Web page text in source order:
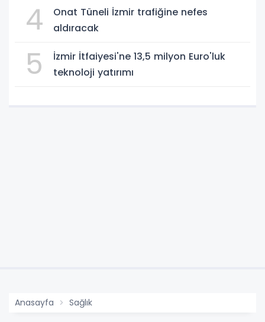
4
Onat Tüneli İzmir trafiğine nefes
aldıracak
5
İzmir İtfaiyesi'ne 13,5 milyon Euro'luk
teknoloji yatırımı
Anasayfa Sağlık